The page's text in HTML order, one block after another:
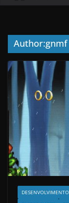
Author:gnmf